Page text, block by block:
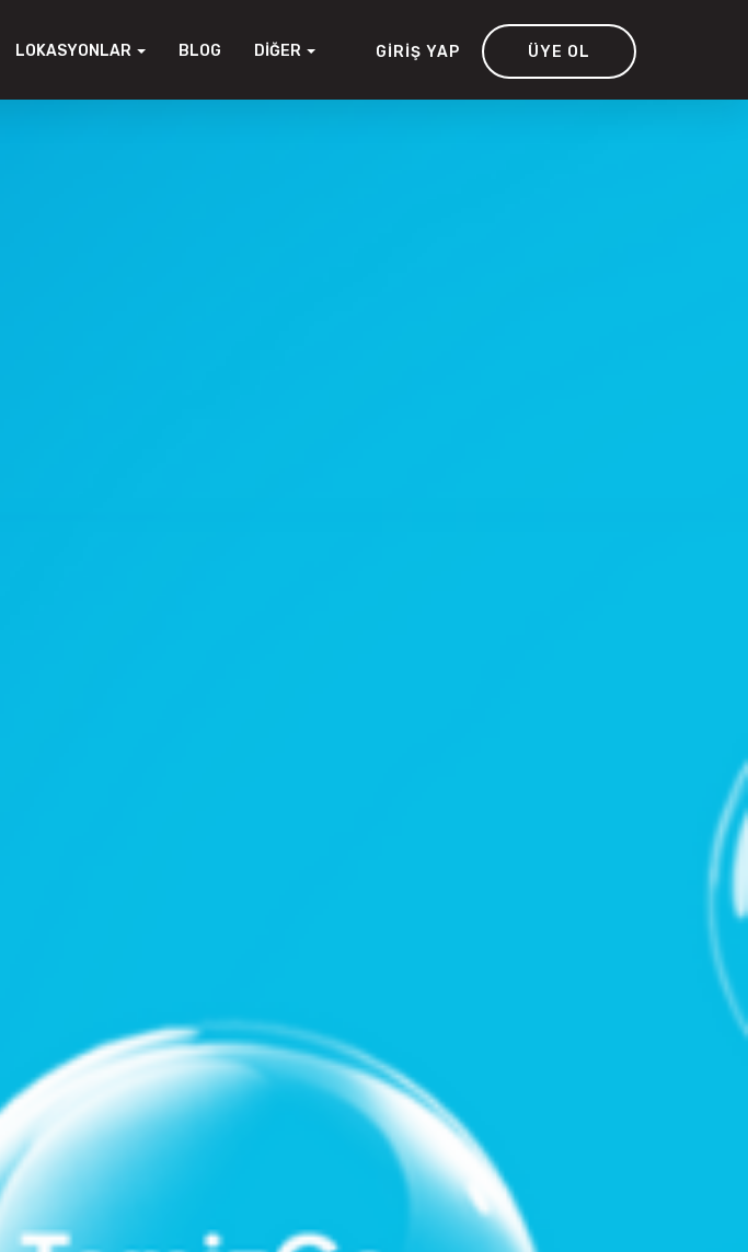
LOKASYONLAR BLOG DIĞER GIRIŞ YAP ÜYE OL